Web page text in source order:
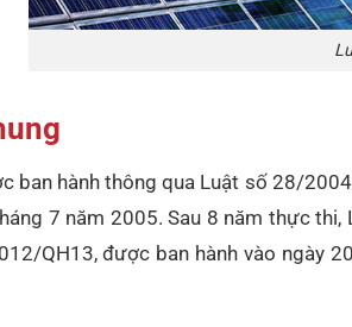
ban hành thông qua Luật số 28/
7 năm 2005. Sau 8 năm thực
QH13, được ban hành vào ngày